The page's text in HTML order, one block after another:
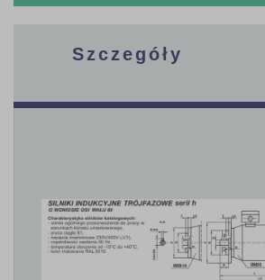
Szczegóły